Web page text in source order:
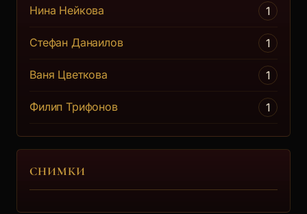
Нина Нейкова 1
Стефан Данаилов 1
Ваня Цветкова 1
Филип Трифонов 1
СНИМКИ